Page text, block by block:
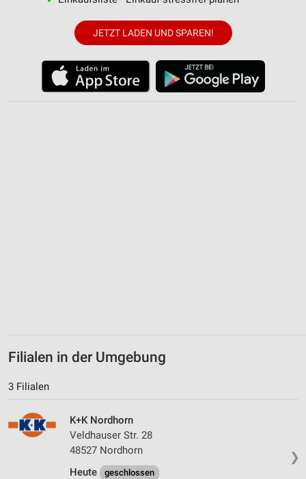
JETZT LADEN UND SPAREN!
Filialen in der Umgebung
3 Filialen
❯
K+K Nordhorn
Veldhauser Str. 28
48527 Nordhorn
Heute
geschlossen
Speichern von oder Zugriff auf Informationen
auf einem Endgerät
Verwendung reduzierter Daten zur Auswahl von
Werbeanzeigen
Quellen
Entwicklung und Verbesserung der Angebote
Inhalten
Verwendung genauer Standortdaten